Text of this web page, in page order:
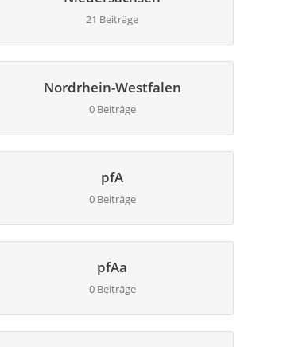
21 Beiträge
Nordrhein-Westfalen
0 Beiträge
pfA
0 Beiträge
pfAa
0 Beiträge